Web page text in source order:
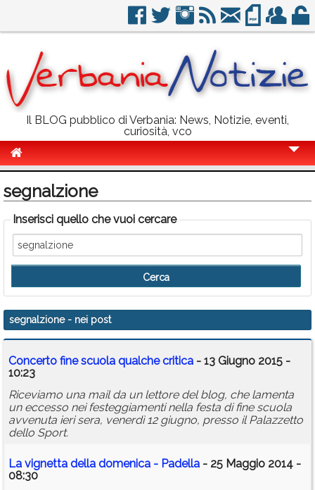
Il BLOG pubblico di Verbania: News, Notizie, eventi,
curiosità, vco
Politica
Sport
Eventi
Info Utili
Rubriche
Calendario
Annunci
segnalzione
Inserisci quello che vuoi cercare
segnalzione- nei post
Concerto fine scuola qualche critica - 13 Giugno 2015 -
10:23
Riceviamo una mail da un lettore del blog, che lamenta
un eccesso nei festeggiamenti nella festa di fine scuola
avvenuta ieri sera, venerdì 12 giugno, presso il Palazzetto
dello Sport.
La vignetta della domenica - Padella - 25 Maggio 2014 -
08:30